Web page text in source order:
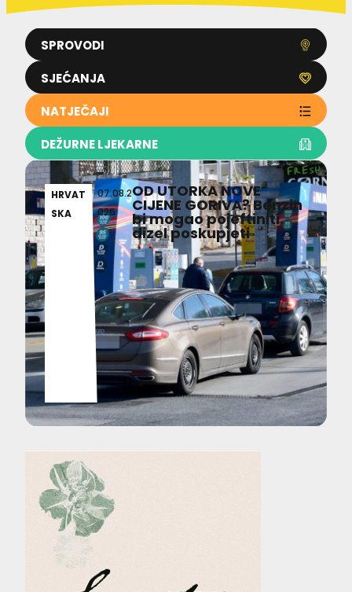
SPROVODI
SJEĆANJA
NATJEČAJI
DEŽURNE LJEKARNE
HRVAT
SKA
07.08.2
026
OD UTORKA NOVE
CIJENE GORIVA? Benzin
bi mogao pojeftiniti,
dizel poskupjeti